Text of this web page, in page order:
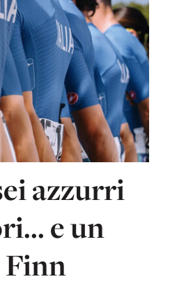
azzurri
e un
Finn